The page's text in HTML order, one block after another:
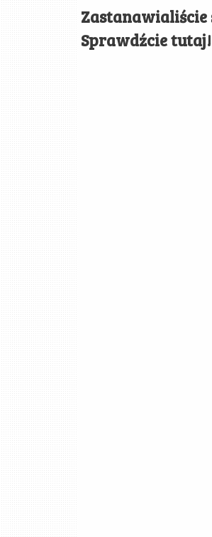
Zastanawialiście
Sprawdźcie tutaj!